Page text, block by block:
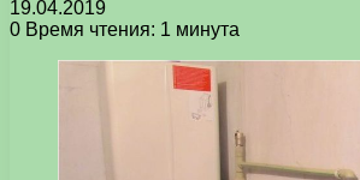
19.04.2019
0 Время чтения: 1 минута